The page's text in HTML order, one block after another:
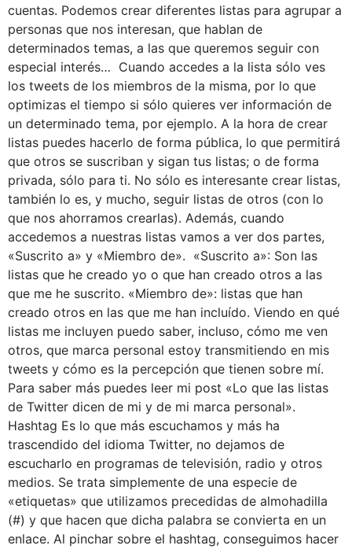
cuentas. Podemos crear diferentes listas para agrupar a
personas que nos interesan, que hablan de
determinados temas, a las que queremos seguir con
especial interés… Cuando accedes a la lista sólo ves
los tweets de los miembros de la misma, por lo que
optimizas el tiempo si sólo quieres ver información de
un determinado tema, por ejemplo. A la hora de crear
listas puedes hacerlo de forma pública, lo que permitirá
que otros se suscriban y sigan tus listas; o de forma
privada, sólo para ti. No sólo es interesante crear listas,
también lo es, y mucho, seguir listas de otros (con lo
que nos ahorramos crearlas). Además, cuando
accedemos a nuestras listas vamos a ver dos partes,
«Suscrito a» y «Miembro de». «Suscrito a»: Son las
listas que he creado yo o que han creado otros a las
que me he suscrito. «Miembro de»: listas que han
creado otros en las que me han incluído. Viendo en qué
listas me incluyen puedo saber, incluso, cómo me ven
otros, que marca personal estoy transmitiendo en mis
tweets y cómo es la percepción que tienen sobre mí.
Para saber más puedes leer mi post «Lo que las listas
de Twitter dicen de mi y de mi marca personal».
Hashtag Es lo que más escuchamos y más ha
trascendido del idioma Twitter, no dejamos de
escucharlo en programas de televisión, radio y otros
medios. Se trata simplemente de una especie de
«etiquetas» que utilizamos precedidas de almohadilla
(#) y que hacen que dicha palabra se convierta en un
enlace. Al pinchar sobre el hashtag, conseguimos hacer